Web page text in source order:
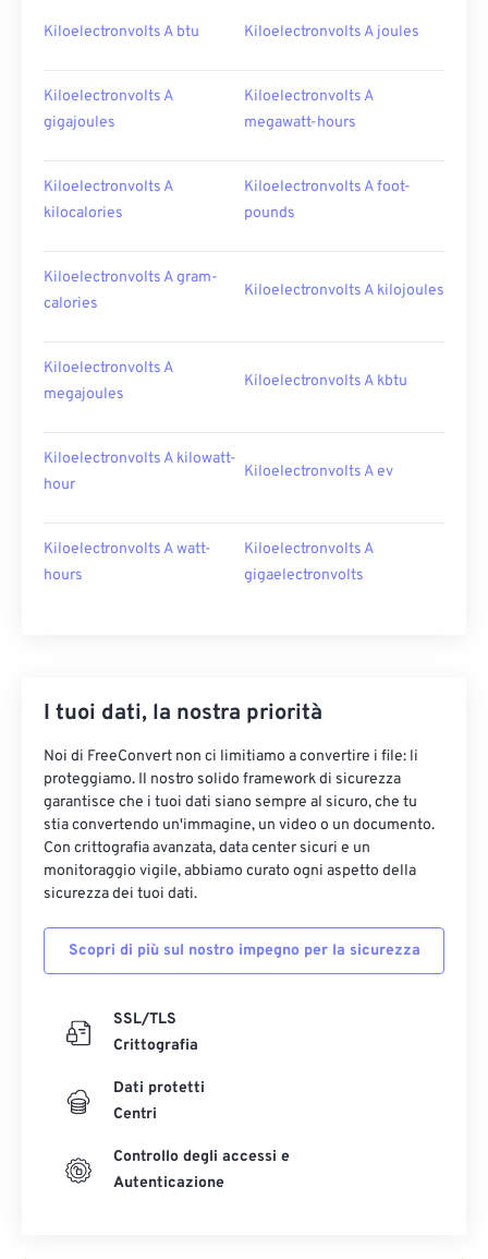
Kiloelectronvolts A btu Kiloelectronvolts A joules
Kiloelectronvolts A
gigajoules
Kiloelectronvolts A
megawatt-hours
Kiloelectronvolts A
kilocalories
Kiloelectronvolts A foot-
pounds
Kiloelectronvolts A gram-
calories
Kiloelectronvolts A kilojoules
Kiloelectronvolts A
megajoules
Kiloelectronvolts A kbtu
Kiloelectronvolts A kilowatt-
hour
Kiloelectronvolts A ev
Kiloelectronvolts A watt-
hours
Kiloelectronvolts A
gigaelectronvolts
I tuoi dati, la nostra priorità
Noi di FreeConvert non ci limitiamo a convertire i file: li
proteggiamo. Il nostro solido framework di sicurezza
garantisce che i tuoi dati siano sempre al sicuro, che tu
stia convertendo un'immagine, un video o un documento.
Con crittografia avanzata, data center sicuri e un
monitoraggio vigile, abbiamo curato ogni aspetto della
sicurezza dei tuoi dati.
Scopri di più sul nostro impegno per la sicurezza
SSL/TLS
Crittografia
Dati protetti
Centri
Controllo degli accessi e
Autenticazione